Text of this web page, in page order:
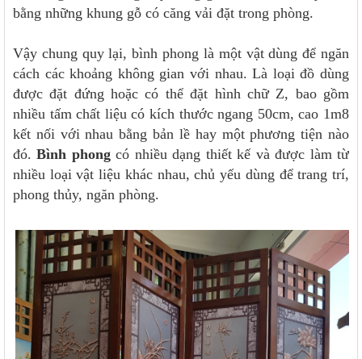
bằng những khung gỗ có căng vải đặt trong phòng.
Vậy chung quy lại, bình phong là một vật dùng để ngăn
cách các khoảng không gian với nhau. Là loại đồ dùng
được đặt đứng hoặc có thể đặt hình chữ Z, bao gồm
nhiều tấm chất liệu có kích thước ngang 50cm, cao 1m8
kết nối với nhau bằng bản lề hay một phương tiện nào
đó.Bình phongcó nhiều dạng thiết kế và được làm từ
nhiều loại vật liệu khác nhau, chủ yếu dùng để trang trí,
phong thủy, ngăn phòng.